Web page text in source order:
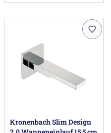
Kronenbach Slim Design